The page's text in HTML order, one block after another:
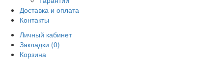
Доставка и оплата
Контакты
Личный кабинет
Закладки (0)
Корзина